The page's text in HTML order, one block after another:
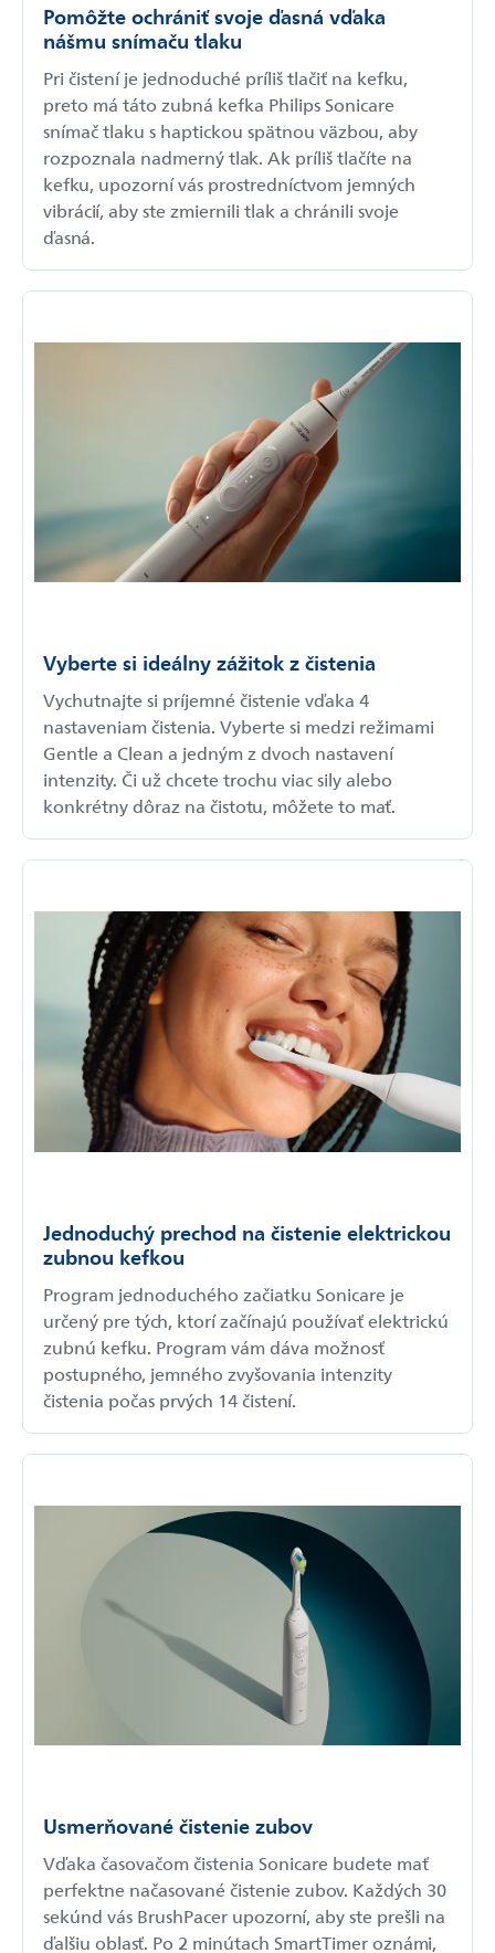
Pomôžte ochrániť svoje ďasná vďaka
nášmu snímaču tlaku
Pri čistení je jednoduché príliš tlačiť na kefku,
preto má táto zubná kefka Philips Sonicare
snímač tlaku s haptickou spätnou väzbou, aby
rozpoznala nadmerný tlak. Ak príliš tlačíte na
kefku, upozorní vás prostredníctvom jemných
vibrácií, aby ste zmiernili tlak a chránili svoje
ďasná.
Vyberte si ideálny zážitok z čistenia
Vychutnajte si príjemné čistenie vďaka 4
nastaveniam čistenia. Vyberte si medzi režimami
Gentle a Clean a jedným z dvoch nastavení
intenzity. Či už chcete trochu viac sily alebo
konkrétny dôraz na čistotu, môžete to mať.
Jednoduchý prechod na čistenie elektrickou
zubnou kefkou
Program jednoduchého začiatku Sonicare je
určený pre tých, ktorí začínajú používať elektrickú
zubnú kefku. Program vám dáva možnosť
postupného, jemného zvyšovania intenzity
čistenia počas prvých 14 čistení.
Usmerňované čistenie zubov
Vďaka časovačom čistenia Sonicare budete mať
perfektne načasované čistenie zubov. Každých 30
sekúnd vás BrushPacer upozorní, aby ste prešli na
ďalšiu oblasť. Po 2 minútach SmartTimer oznámi,